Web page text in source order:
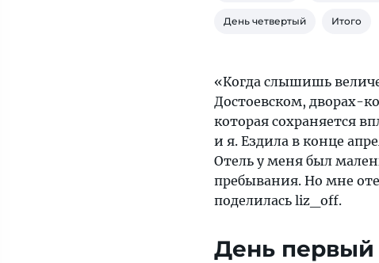
дворами-
и
ветреной
погодой.
Туристка
рассказала,
какой
увидела
столицу
День четвертый Итого
«Когда слышишь
Достоевском, дворах-
которая сохраняется
и я. Ездила в конце
Отель у меня был
пребывания. Но мне
поделилась liz_off.
День первый